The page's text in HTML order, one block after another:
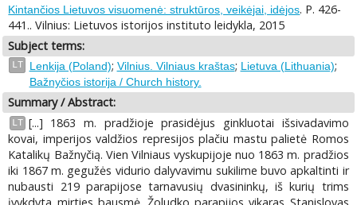
Kintančios Lietuvos visuomenė: struktūros, veikėjai, idėjos. P. 426-
441.. Vilnius: Lietuvos istorijos instituto leidykla, 2015
Subject terms:
LT Lenkija (Poland); Vilnius. Vilniaus kraštas; Lietuva (Lithuania);
Bažnyčios istorija / Church history.
Summary / Abstract:
LT [...] 1863 m. pradžioje prasidėjus ginkluotai išsivadavimo
kovai, imperijos valdžios represijos plačiu mastu palietė Romos
Katalikų Bažnyčią. Vien Vilniaus vyskupijoje nuo 1863 m. pradžios
iki 1867 m. gegužės vidurio dalyvavimu sukilime buvo apkaltinti ir
nubausti 219 parapijose tarnavusių dvasininkų, iš kurių trims